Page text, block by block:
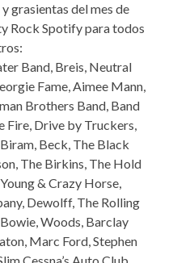
grasientas del mes de
Rock Spotify para todos
Band, Breis, Neutral
Fame, Aimee Mann,
Brothers Band, Band
Fire, Drive by Truckers,
Beck, The Black
The Birkins, The Hold
& Crazy Horse,
Dewolff, The Rolling
Woods, Barclay
Marc Ford, Stephen